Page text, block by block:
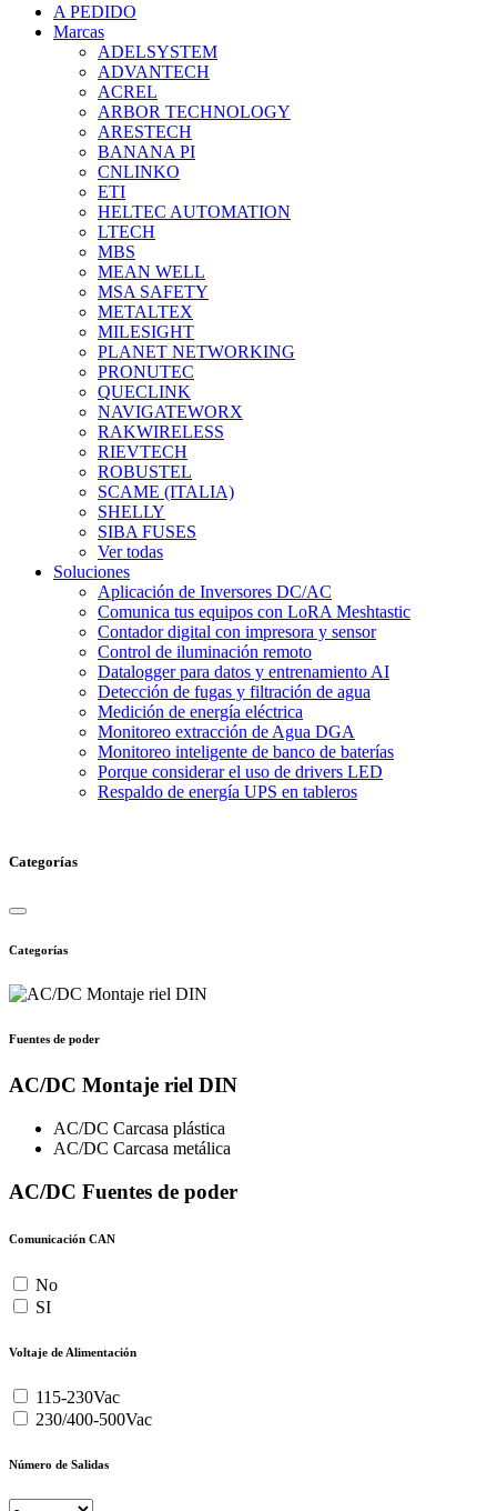
A PEDIDO
Marcas
ADELSYSTEM
ADVANTECH
ACREL
ARBOR TECHNOLOGY
ARESTECH
BANANA PI
CNLINKO
ETI
HELTEC AUTOMATION
LTECH
MBS
MEAN WELL
MSA SAFETY
METALTEX
MILESIGHT
PLANET NETWORKING
PRONUTEC
QUECLINK
NAVIGATEWORX
RAKWIRELESS
RIEVTECH
ROBUSTEL
SCAME (ITALIA)
SHELLY
SIBA FUSES
Ver todas
Soluciones
Aplicación de Inversores DC/AC
Comunica tus equipos con LoRA Meshtastic
Contador digital con impresora y sensor
Control de iluminación remoto
Datalogger para datos y entrenamiento AI
Detección de fugas y filtración de agua
Medición de energía eléctrica
Monitoreo extracción de Agua DGA
Monitoreo inteligente de banco de baterías
Porque considerar el uso de drivers LED
Respaldo de energía UPS en tableros
Categorías
Categorías
Fuentes de poder
AC/DC Montaje riel DIN
AC/DC Carcasa plástica
AC/DC Carcasa metálica
AC/DC Fuentes de poder
Comunicación CAN
No
SI
Voltaje de Alimentación
115-230Vac
230/400-500Vac
Número de Salidas